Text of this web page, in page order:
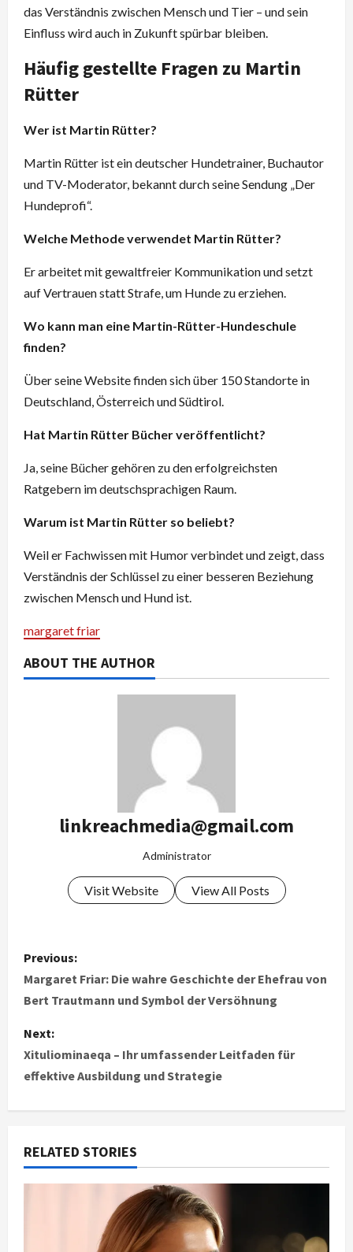
das Verständnis zwischen Mensch und Tier – und sein
Einfluss wird auch in Zukunft spürbar bleiben.
Häufig gestellte Fragen zu Martin
Rütter
Wer ist Martin Rütter?
Martin Rütter ist ein deutscher Hundetrainer, Buchautor
und TV-Moderator, bekannt durch seine Sendung „Der
Hundeprofi“.
Welche Methode verwendet Martin Rütter?
Er arbeitet mit gewaltfreier Kommunikation und setzt
auf Vertrauen statt Strafe, um Hunde zu erziehen.
Wo kann man eine Martin-Rütter-Hundeschule
finden?
Über seine Website finden sich über 150 Standorte in
Deutschland, Österreich und Südtirol.
Hat Martin Rütter Bücher veröffentlicht?
Ja, seine Bücher gehören zu den erfolgreichsten
Ratgebern im deutschsprachigen Raum.
Warum ist Martin Rütter so beliebt?
Weil er Fachwissen mit Humor verbindet und zeigt, dass
Verständnis der Schlüssel zu einer besseren Beziehung
zwischen Mensch und Hund ist.
margaret friar
ABOUT THE AUTHOR
linkreachmedia@gmail.com
Administrator
Visit Website View All Posts
P
o
t
n
a
v
i
Previous:
Margaret Friar: Die wahre Geschichte der Ehefrau von
Bert Trautmann und Symbol der Versöhnung
Next:
Xituliominaeqa – Ihr umfassender Leitfaden für
effektive Ausbildung und Strategie
RELATED STORIES